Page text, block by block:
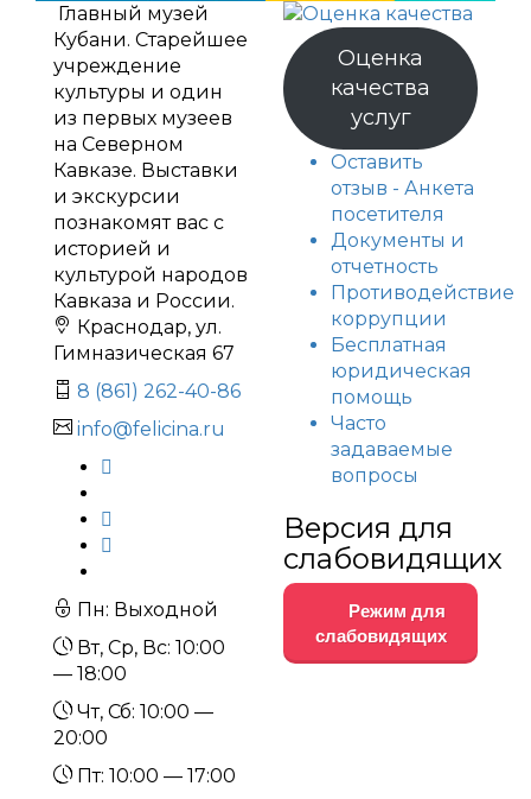
Главный музей
Кубани. Старейшее
учреждение
культуры и один
из первых музеев
на Северном
Кавказе. Выставки
и экскурсии
познакомят вас с
историей и
культурой народов
Кавказа и России.
Краснодар, ул.
Гимназическая 67
8 (861) 262-40-86
info@felicina.ru
Пн: Выходной
Вт, Ср, Вс: 10:00
— 18:00
Чт, Сб: 10:00 —
20:00
Пт: 10:00 — 17:00
Оценка
качества
услуг
Оставить
отзыв - Анкета
посетителя
Документы и
отчетность
Противодействие
коррупции
Бесплатная
юридическая
помощь
Часто
задаваемые
вопросы
Версия для
слабовидящих
Режим для
слабовидящих